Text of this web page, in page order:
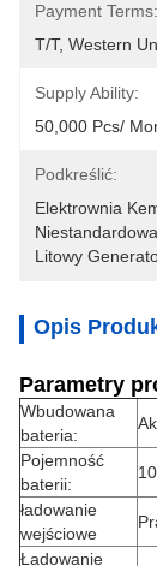
Payment Terms:
T/T, Western
Supply Ability:
50,000 Pcs/
Podkreślić:
Elektrownia
Litowy
Opis
Parametry
Wbudowana
bateria:
Pojemność
baterii:
ładowanie
wejściowe
Ładowanie